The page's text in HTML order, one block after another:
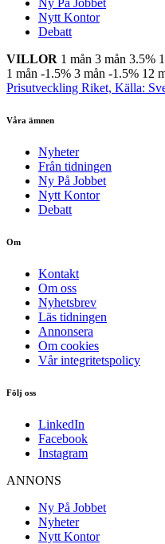
Ny På Jobbet
Nytt Kontor
Debatt
VILLOR 1 mån 3 mån 3.5%
1 mån -1.5% 3 mån -1.5% 12
Prisutveckling Riket, Källa:
Våra ämnen
Nyheter
Från tidningen
Ny På Jobbet
Nytt Kontor
Debatt
Om
Kontakt
Om oss
Nyhetsbrev
Läs tidningen
Annonsera
Om cookies
Vår integritetspolicy
Följ oss
LinkedIn
Facebook
Instagram
ANNONS
Ny På Jobbet
Nyheter
Nytt Kontor